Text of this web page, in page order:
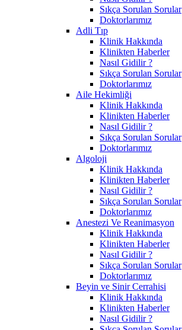
Sıkça Sorulan Sorular
Doktorlarımız
Adli Tıp
Klinik Hakkında
Klinikten Haberler
Nasıl Gidilir ?
Sıkça Sorulan Sorular
Doktorlarımız
Aile Hekimliği
Klinik Hakkında
Klinikten Haberler
Nasıl Gidilir ?
Sıkça Sorulan Sorular
Doktorlarımız
Algoloji
Klinik Hakkında
Klinikten Haberler
Nasıl Gidilir ?
Sıkça Sorulan Sorular
Doktorlarımız
Anestezi Ve Reanimasyon
Klinik Hakkında
Klinikten Haberler
Nasıl Gidilir ?
Sıkça Sorulan Sorular
Doktorlarımız
Beyin ve Sinir Cerrahisi
Klinik Hakkında
Klinikten Haberler
Nasıl Gidilir ?